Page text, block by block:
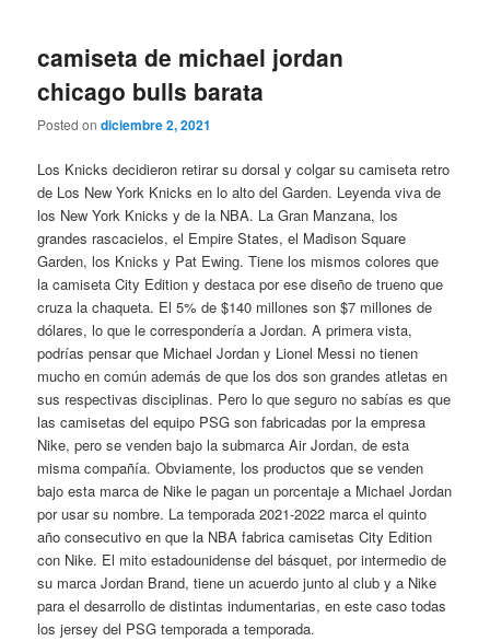
camiseta de michael jordan
chicago bulls barata
Posted ondiciembre 2, 2021
Los Knicks decidieron retirar su dorsal y colgar su camiseta retro
de Los New York Knicks en lo alto del Garden. Leyenda viva de
los New York Knicks y de la NBA. La Gran Manzana, los
grandes rascacielos, el Empire States, el Madison Square
Garden, los Knicks y Pat Ewing. Tiene los mismos colores que
la camiseta City Edition y destaca por ese diseño de trueno que
cruza la chaqueta. El 5% de $140 millones son $7 millones de
dólares, lo que le correspondería a Jordan. A primera vista,
podrías pensar que Michael Jordan y Lionel Messi no tienen
mucho en común además de que los dos son grandes atletas en
sus respectivas disciplinas. Pero lo que seguro no sabías es que
las camisetas del equipo PSG son fabricadas por la empresa
Nike, pero se venden bajo la submarca Air Jordan, de esta
misma compañía. Obviamente, los productos que se venden
bajo esta marca de Nike le pagan un porcentaje a Michael Jordan
por usar su nombre. La temporada 2021-2022 marca el quinto
año consecutivo en que la NBA fabrica camisetas City Edition
con Nike. El mito estadounidense del básquet, por intermedio de
su marca Jordan Brand, tiene un acuerdo junto al club y a Nike
para el desarrollo de distintas indumentarias, en este caso todas
los jersey del PSG temporada a temporada.